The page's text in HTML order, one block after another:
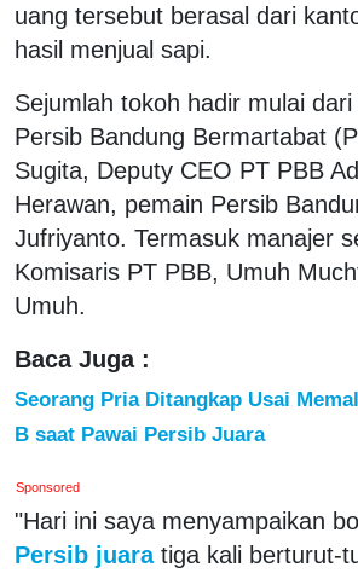
uang tersebut berasal dari
hasil menjual sapi.
Sejumlah tokoh hadir mulai dari
Persib Bandung Bermartabat
Sugita, Deputy CEO PT PBB
Herawan, pemain Persib
Jufriyanto. Termasuk manajer
Komisaris PT PBB, Umuh
Umuh.
Baca Juga :
Seorang Pria Ditangkap Usai
B saat Pawai Persib Juara
Sponsored
"Hari ini saya menyampaikan
Persib juara tiga kali berturut-